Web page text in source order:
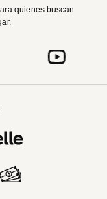
quienes buscan